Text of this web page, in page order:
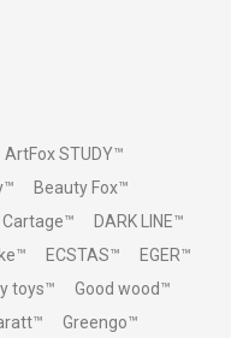
ArtFox STUDY™
Beauty Fox™
Cartage™
DARK LINE™
ECSTAS™
EGER™
toys™
Good wood™
Greengo™